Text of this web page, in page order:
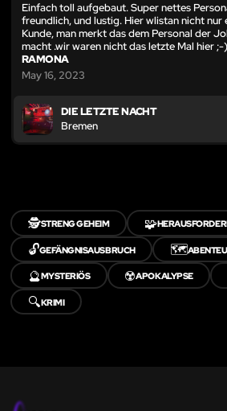
Einfach toll aufgebaut. Super nettes
freundlich, und lustig. Hier wlistan nicht nur
Kunde, man merkt das dem Personal der
macht .wir waren nicht das letzte Mal hier ;-)
RAMONA
May 16, 2023
DIE LETZTE NACHT
Bremen
🕵️STRENG GEHEIM 🧩
🔓GEFÄNGNISAUSBRUCH 🗺️
🔮MYSTERIÖS ☢️APOKALYPSE
🔍KRIMI